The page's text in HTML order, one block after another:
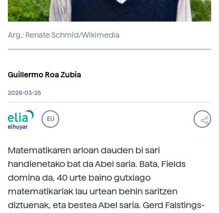
Arg.: Renate Schmid/Wikimedia
Guillermo Roa Zubia
2026-03-25
EU
Matematikaren arloan dauden bi sari
handienetako bat da Abel saria. Bata, Fields
domina da, 40 urte baino gutxiago
matematikariak lau urtean behin saritzen
diztuenak, eta bestea Abel saria. Gerd Falstings-